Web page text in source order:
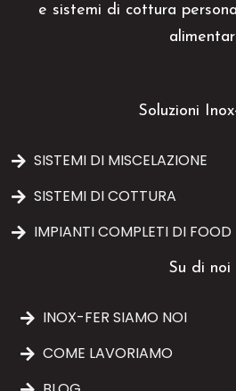
e sistemi di cottura
Soluzioni
SISTEMI DI MISCELAZIONE
SISTEMI DI COTTURA
IMPIANTI COMPLETI DI FOOD
Su di noi
INOX-FER SIAMO NOI
COME LAVORIAMO